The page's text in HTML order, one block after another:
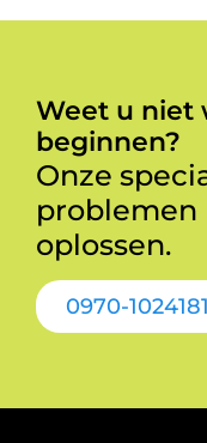
Weet u niet
beginnen?
Onze
oplossen.
0970-